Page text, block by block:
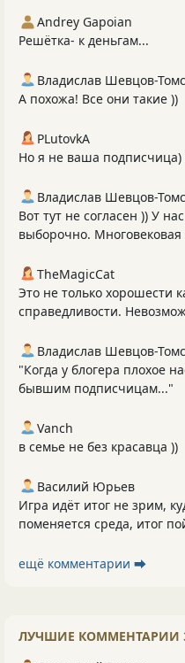
Andrey Gapoian
Решётка- к деньгам...
Владислав Шевцов-
А похожа! Все они такие ))
PLutоvkА
Но я не ваша
Владислав Шевцов-
Вот тут не согласен )) У
выборочно.
TheMagicCat
Это не только хорошести
справедливости.
Владислав Шевцов-
"Когда у блогера плохое
бывшим подписчицам..."
Vanch
в семье не без красавца ))
Василий Юрьев
Игра идёт итог не зрим,
поменяется среда, итог
ещё комментарии ⮕
ЛУЧШИЕ КОММЕНТАРИИ